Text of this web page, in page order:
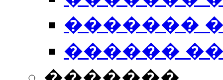
�������
������